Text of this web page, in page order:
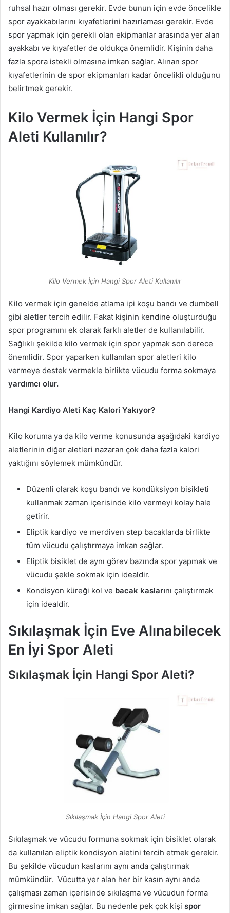
ruhsal hazır olması gerekir. Evde bunun için evde öncelikle
spor ayakkabılarını kıyafetlerini hazırlaması gerekir. Evde
spor yapmak için gerekli olan ekipmanlar arasında yer alan
ayakkabı ve kıyafetler de oldukça önemlidir. Kişinin daha
fazla spora istekli olmasına imkan sağlar. Alınan spor
kıyafetlerinin de spor ekipmanları kadar öncelikli olduğunu
belirtmek gerekir.
Kilo Vermek İçin Hangi Spor
Aleti Kullanılır?
Kilo Vermek İçin Hangi Spor Aleti Kullanılır
Kilo vermek için genelde atlama ipi koşu bandı ve dumbell
gibi aletler tercih edilir. Fakat kişinin kendine oluşturduğu
spor programını ek olarak farklı aletler de kullanılabilir.
Sağlıklı şekilde kilo vermek için spor yapmak son derece
önemlidir. Spor yaparken kullanılan spor aletleri kilo
vermeye destek vermekle birlikte vücudu forma sokmaya
yardımcı olur.
Hangi Kardiyo Aleti Kaç Kalori Yakıyor?
Kilo koruma ya da kilo verme konusunda aşağıdaki kardiyo
aletlerinin diğer aletleri nazaran çok daha fazla kalori
yaktığını söylemek mümkündür.
Düzenli olarak koşu bandı ve kondüksiyon bisikleti
kullanmak zaman içerisinde kilo vermeyi kolay hale
getirir.
Eliptik kardiyo ve merdiven step bacaklarda birlikte
tüm vücudu çalıştırmaya imkan sağlar.
Eliptik bisiklet de aynı görev bazında spor yapmak ve
vücudu şekle sokmak için idealdir.
Kondisyon küreği kol ve bacak kaslarını çalıştırmak
için idealdir.
Sıkılaşmak İçin Eve Alınabilecek
En İyi Spor Aleti
Sıkılaşmak İçin Hangi Spor Aleti?
Sıkılaşmak İçin Hangi Spor Aleti
Sıkılaşmak ve vücudu formuna sokmak için bisiklet olarak
da kullanılan eliptik kondisyon aletini tercih etmek gerekir.
Bu şekilde vücudun kaslarını aynı anda çalıştırmak
mümkündür. Vücutta yer alan her bir kasın aynı anda
çalışması zaman içerisinde sıkılaşma ve vücudun forma
girmesine imkan sağlar. Bu nedenle pek çok kişi spor